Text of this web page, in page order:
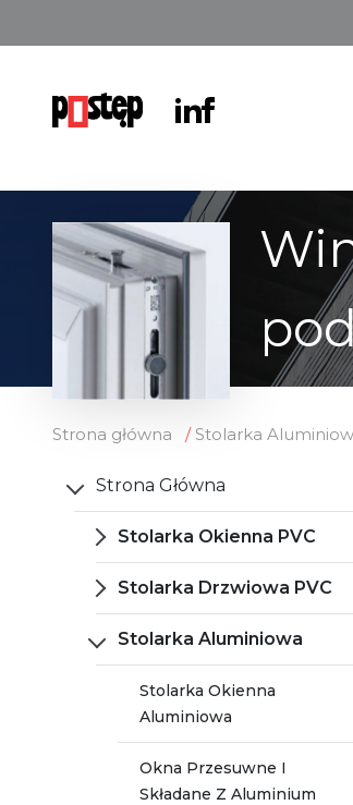
Strona główna Stolarka
Strona Główna
Stolarka Okienna PVC
Stolarka Drzwiowa PVC
Stolarka Aluminiowa
Stolarka Okienna
Aluminiowa
Okna Przesuwne I
Składane Z Aluminium